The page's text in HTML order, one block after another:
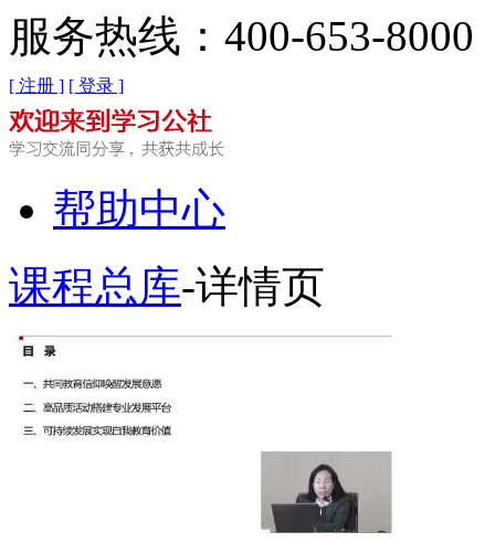
服务热线：400-653-8000
[ 注册 ] [ 登录 ]
帮助中心
课程总库-详情页